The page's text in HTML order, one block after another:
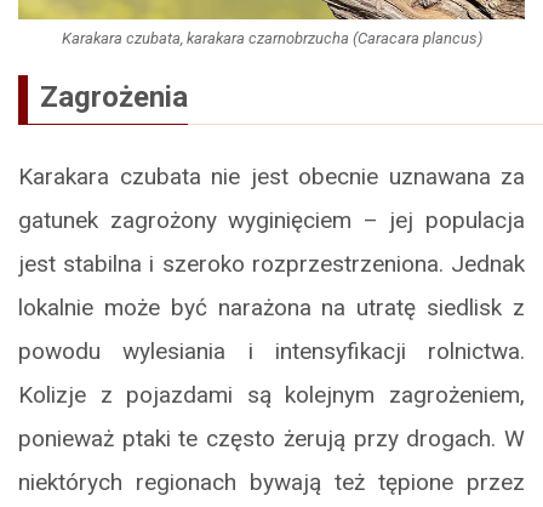
Karakara czubata, karakara czarnobrzucha (Caracara plancus)
Zagrożenia
Karakara czubata nie jest obecnie uznawana za
gatunek zagrożony wyginięciem – jej populacja
jest stabilna i szeroko rozprzestrzeniona. Jednak
lokalnie może być narażona na utratę siedlisk z
powodu wylesiania i intensyfikacji rolnictwa.
Kolizje z pojazdami są kolejnym zagrożeniem,
ponieważ ptaki te często żerują przy drogach. W
niektórych regionach bywają też tępione przez